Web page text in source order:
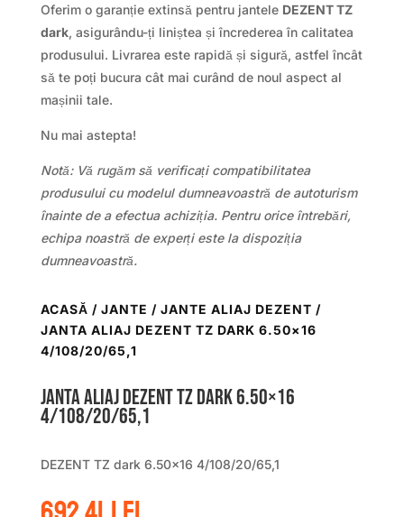
Oferim o garanție extinsă pentru jantele DEZENT TZ
dark, asigurându-ți liniștea și încrederea în calitatea
produsului. Livrarea este rapidă și sigură, astfel încât
să te poți bucura cât mai curând de noul aspect al
mașinii tale.
Nu mai astepta!
Notă: Vă rugăm să verificați compatibilitatea
produsului cu modelul dumneavoastră de autoturism
înainte de a efectua achiziția. Pentru orice întrebări,
echipa noastră de experți este la dispoziția
dumneavoastră.
ACASĂ / JANTE / JANTE ALIAJ DEZENT /
JANTA ALIAJ DEZENT TZ DARK 6.50×16
4/108/20/65,1
Janta aliaj DEZENT TZ dark 6.50×16
4/108/20/65,1
DEZENT TZ dark 6.50×16 4/108/20/65,1